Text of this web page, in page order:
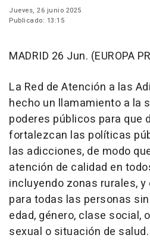
Jueves, 26 junio 2025
Publicado: 13:15
MADRID 26 Jun. (EUROPA
La Red de Atención a las
hecho un llamamiento a la
poderes públicos para que
fortalezcan las políticas
las adicciones, de modo
atención de calidad en
incluyendo zonas rurales,
para todas las personas
edad, género, clase social,
sexual o situación de salud.